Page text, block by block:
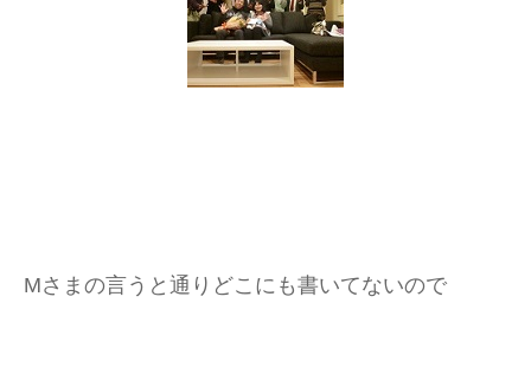
Mさまの言うと通りどこにも書いてないので